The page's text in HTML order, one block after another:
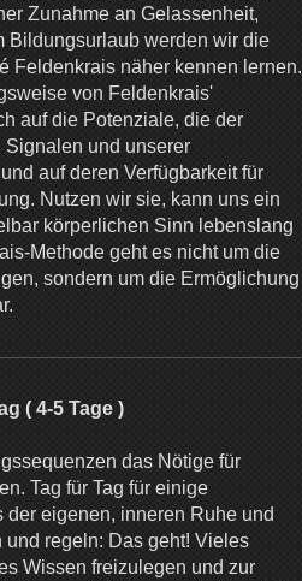
Zunahme an Gelassenheit,
Bildungsurlaub werden wir die
Feldenkrais näher kennen lernen.
von Feldenkrais'
auf die Potenziale, die der
und unserer
auf deren Verfügbarkeit für
Nutzen wir sie, kann uns ein
körperlichen Sinn lebenslang
Methode geht es nicht um die
sondern um die Ermöglichung
( 4-5 Tage )
das Nötige für
Tag für Tag für einige
eigenen, inneren Ruhe und
regeln: Das geht! Vieles
Wissen freizulegen und zur